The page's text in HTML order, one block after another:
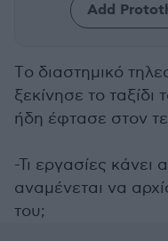
Add
Tο διαστημικό
ξεκίνησε το
ήδη έφτασε στον
-Τι εργασίες κάνει
αναμένεται να
του;